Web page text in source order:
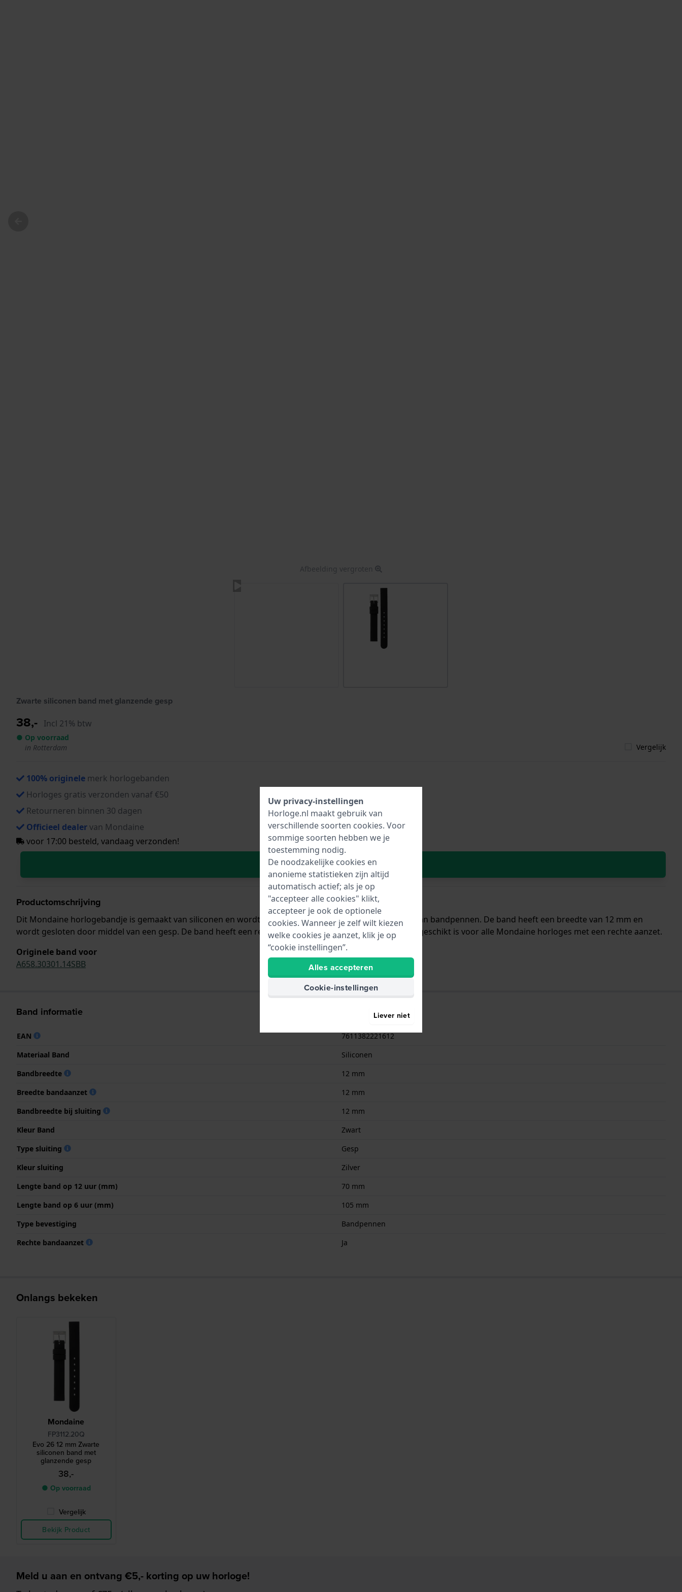
Afbeelding vergroten
Zwarte siliconen band met glanzende gesp
38,- Incl 21% btw
● Op voorraad
in Rotterdam
Vergelijk
100% originele merk horlogebanden
Horloges gratis verzonden vanaf €50
Retourneren binnen 30 dagen
Officieel dealervan Mondaine
voor 17:00 besteld, vandaag verzonden!
In Winkelwagen
Productomschrijving
Dit Mondaine horlogebandje is gemaakt van siliconen en wordt aan het horloge bevestigd door middel van bandpennen. De band heeft een breedte van 12 mm en
wordt gesloten door middel van een gesp. De band heeft een rechte aanzet wat betekent dat deze band geschikt is voor alle Mondaine horloges met een rechte aanzet.
Originele band voor
A658.30301.14SBB
Band informatie
EAN
7611382221612
Materiaal Band
Siliconen
Bandbreedte
12 mm
Breedte bandaanzet
12 mm
Bandbreedte bij sluiting
12 mm
Kleur Band
Zwart
Type sluiting
Gesp
Kleur sluiting
Zilver
Lengte band op 12 uur (mm)
70 mm
Lengte band op 6 uur (mm)
105 mm
Type bevestiging
Bandpennen
Rechte bandaanzet
Ja
Onlangs bekeken
Mondaine
FP3112.20Q
Evo 26 12 mm Zwarte
siliconen band met
glanzende gesp
38,-
● Op voorraad
Vergelijk
Bekijk Product
Meld u aan en ontvang €5,- korting op uw horloge!
Uw privacy-instellingen
Horloge.nl maakt gebruik van
verschillende soorten cookies. Voor
sommige soorten hebben we je
toestemming nodig.
De noodzakelijke cookies en
anonieme statistieken zijn altijd
automatisch actief; als je op
"accepteer alle cookies" klikt,
accepteer je ook de optionele
cookies. Wanneer je zelf wilt kiezen
welke cookies je aanzet, klik je op
“cookie instellingen”.
Alles accepteren
Cookie-instellingen
Liever niet